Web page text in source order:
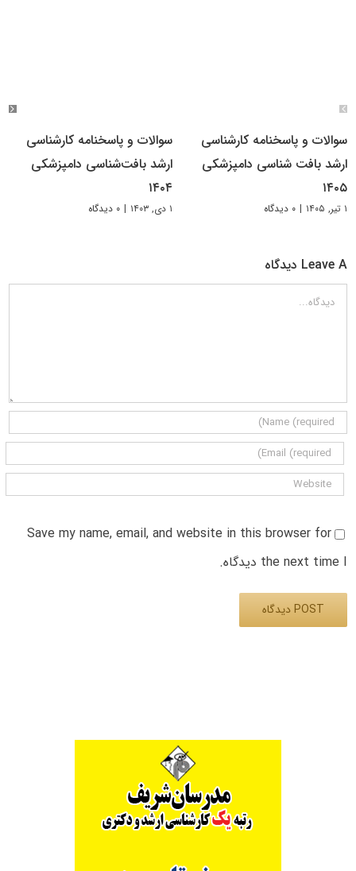
سوالات و پاسخنامه کارشناسی
ارشد بافت شناسی دامپزشکی
۱۴۰۵
۱ تیر, ۱۴۰۵ | ۰ دیدگاه
سوالات و پاسخنامه کارشناسی
ارشد بافت‌شناسی دامپزشکی
۱۴۰۴
۱ دی, ۱۴۰۳ | ۰ دیدگاه
Leave A دیدگاه
دیدگاه
Save my name, email, and website in this browser for
the next time I دیدگاه.